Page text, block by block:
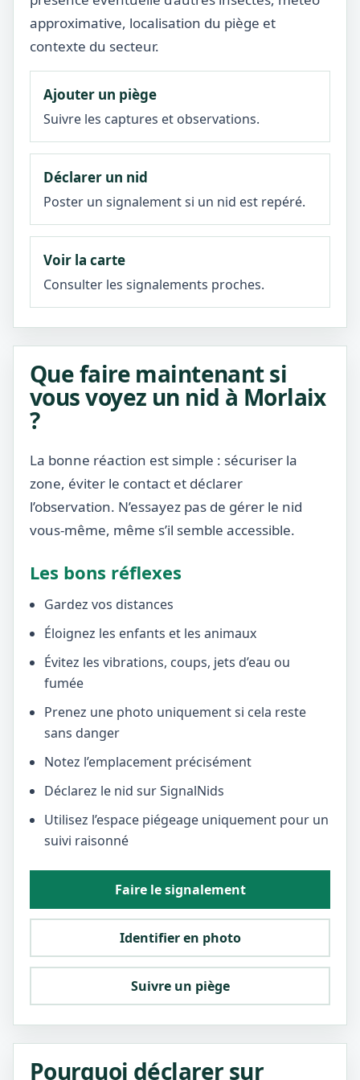
approximative, localisation du piège et
contexte du secteur.
Ajouter un piège
Suivre les captures et observations.
Déclarer un nid
Poster un signalement si un nid est repéré.
Voir la carte
Consulter les signalements proches.
Que faire maintenant si
vous voyez un nid à Morlaix
?
La bonne réaction est simple : sécuriser la
zone, éviter le contact et déclarer
l’observation. N’essayez pas de gérer le nid
vous-même, même s’il semble accessible.
Les bons réflexes
Gardez vos distances
Éloignez les enfants et les animaux
Évitez les vibrations, coups, jets d’eau ou
fumée
Prenez une photo uniquement si cela reste
sans danger
Notez l’emplacement précisément
Déclarez le nid sur SignalNids
Utilisez l’espace piégeage uniquement pour un
suivi raisonné
Faire le signalement
Identifier en photo
Suivre un piège
Pourquoi déclarer sur